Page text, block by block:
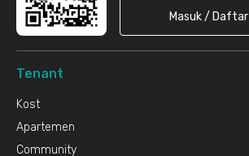
Masuk / Daftar
Tenant
Kost
Apartemen
Community